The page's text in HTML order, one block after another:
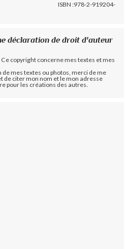
ISBN :978-2-919204-
déclaration de droit d'auteur
Ce copyright concerne mes textes et mes
mes textes ou photos, merci de me
de citer mon nom et le mon adresse
pour les créations des autres.